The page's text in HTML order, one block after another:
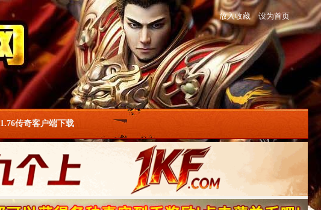
放入收藏 设为首页
1.76传奇客户端下载